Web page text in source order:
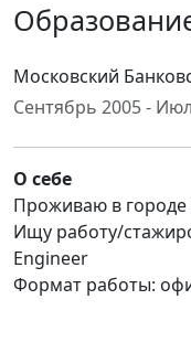
Московский
Сентябрь 2005 -
О себе
Проживаю в городе
Ищу работу/
Engineer
Формат работы: